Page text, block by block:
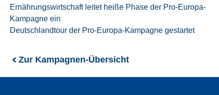
Ernährungswirtschaft leitet heiße Phase der Pro-Europa-
Kampagne ein
Deutschlandtour der Pro-Europa-Kampagne gestartet
Zur Kampagnen-Übersicht